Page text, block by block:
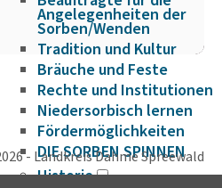
Angelegenheiten der
Sorben/Wenden
Tradition und Kultur
Bräuche und Feste
Rechte und Institutionen
Niedersorbisch lernen
Fördermöglichkeiten
DIE SORBEN SPINNEN
Historie
- Landkreis Dahme Spreewald